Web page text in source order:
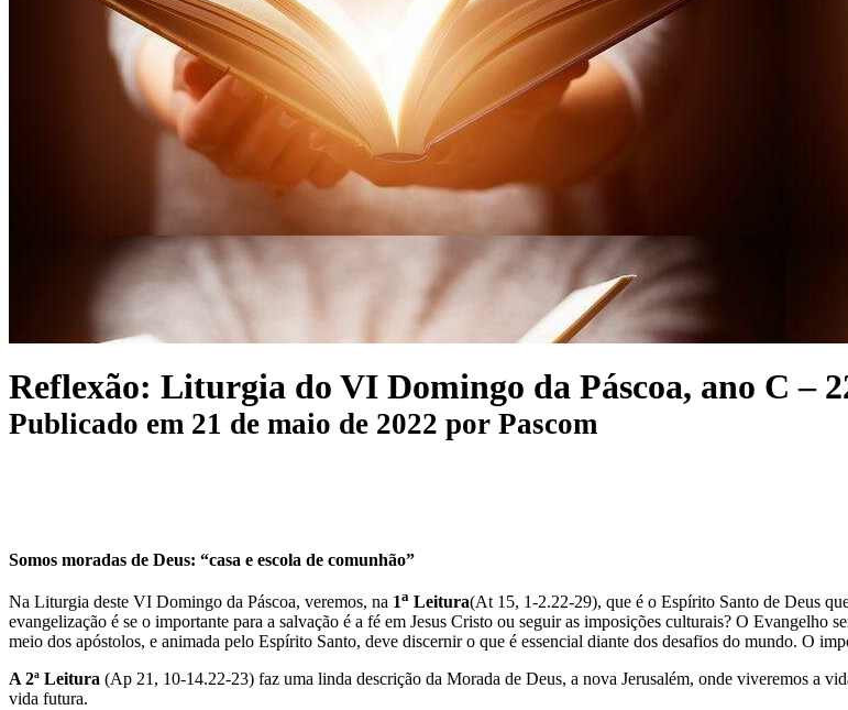
Reflexão: Liturgia do VI Domingo da Páscoa, ano C –
Publicado em 21 de maio de 2022 por Pascom
Somos moradas de Deus: “casa e escola de comunhão”
Na Liturgia deste VI Domingo da Páscoa, veremos, na 1a Leitura(At 15, 1-2.22-29), que é o Espírito Santo de Deus
evangelização é se o importante para a salvação é a fé em Jesus Cristo ou seguir as imposições culturais? O
meio dos apóstolos, e animada pelo Espírito Santo, deve discernir o que é essencial diante dos desafios do mundo. O
A 2ª Leitura (Ap 21, 10-14.22-23) faz uma linda descrição da Morada de Deus, a nova Jerusalém, onde viveremos a
vida futura.